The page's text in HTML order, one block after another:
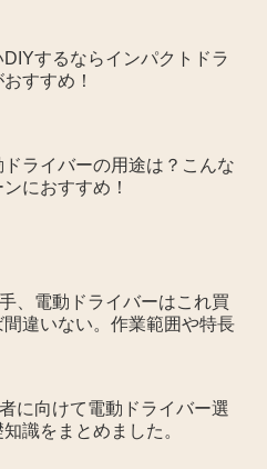
DIYするならインパクトドラ
すすめ！
ドライバーの用途は？こんな
ンにおすすめ！
、電動ドライバーはこれ買
間違いない。作業範囲や特長
に向けて電動ドライバー選
識をまとめました。